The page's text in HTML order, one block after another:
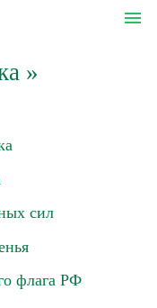
menu
»
сил
флага РФ